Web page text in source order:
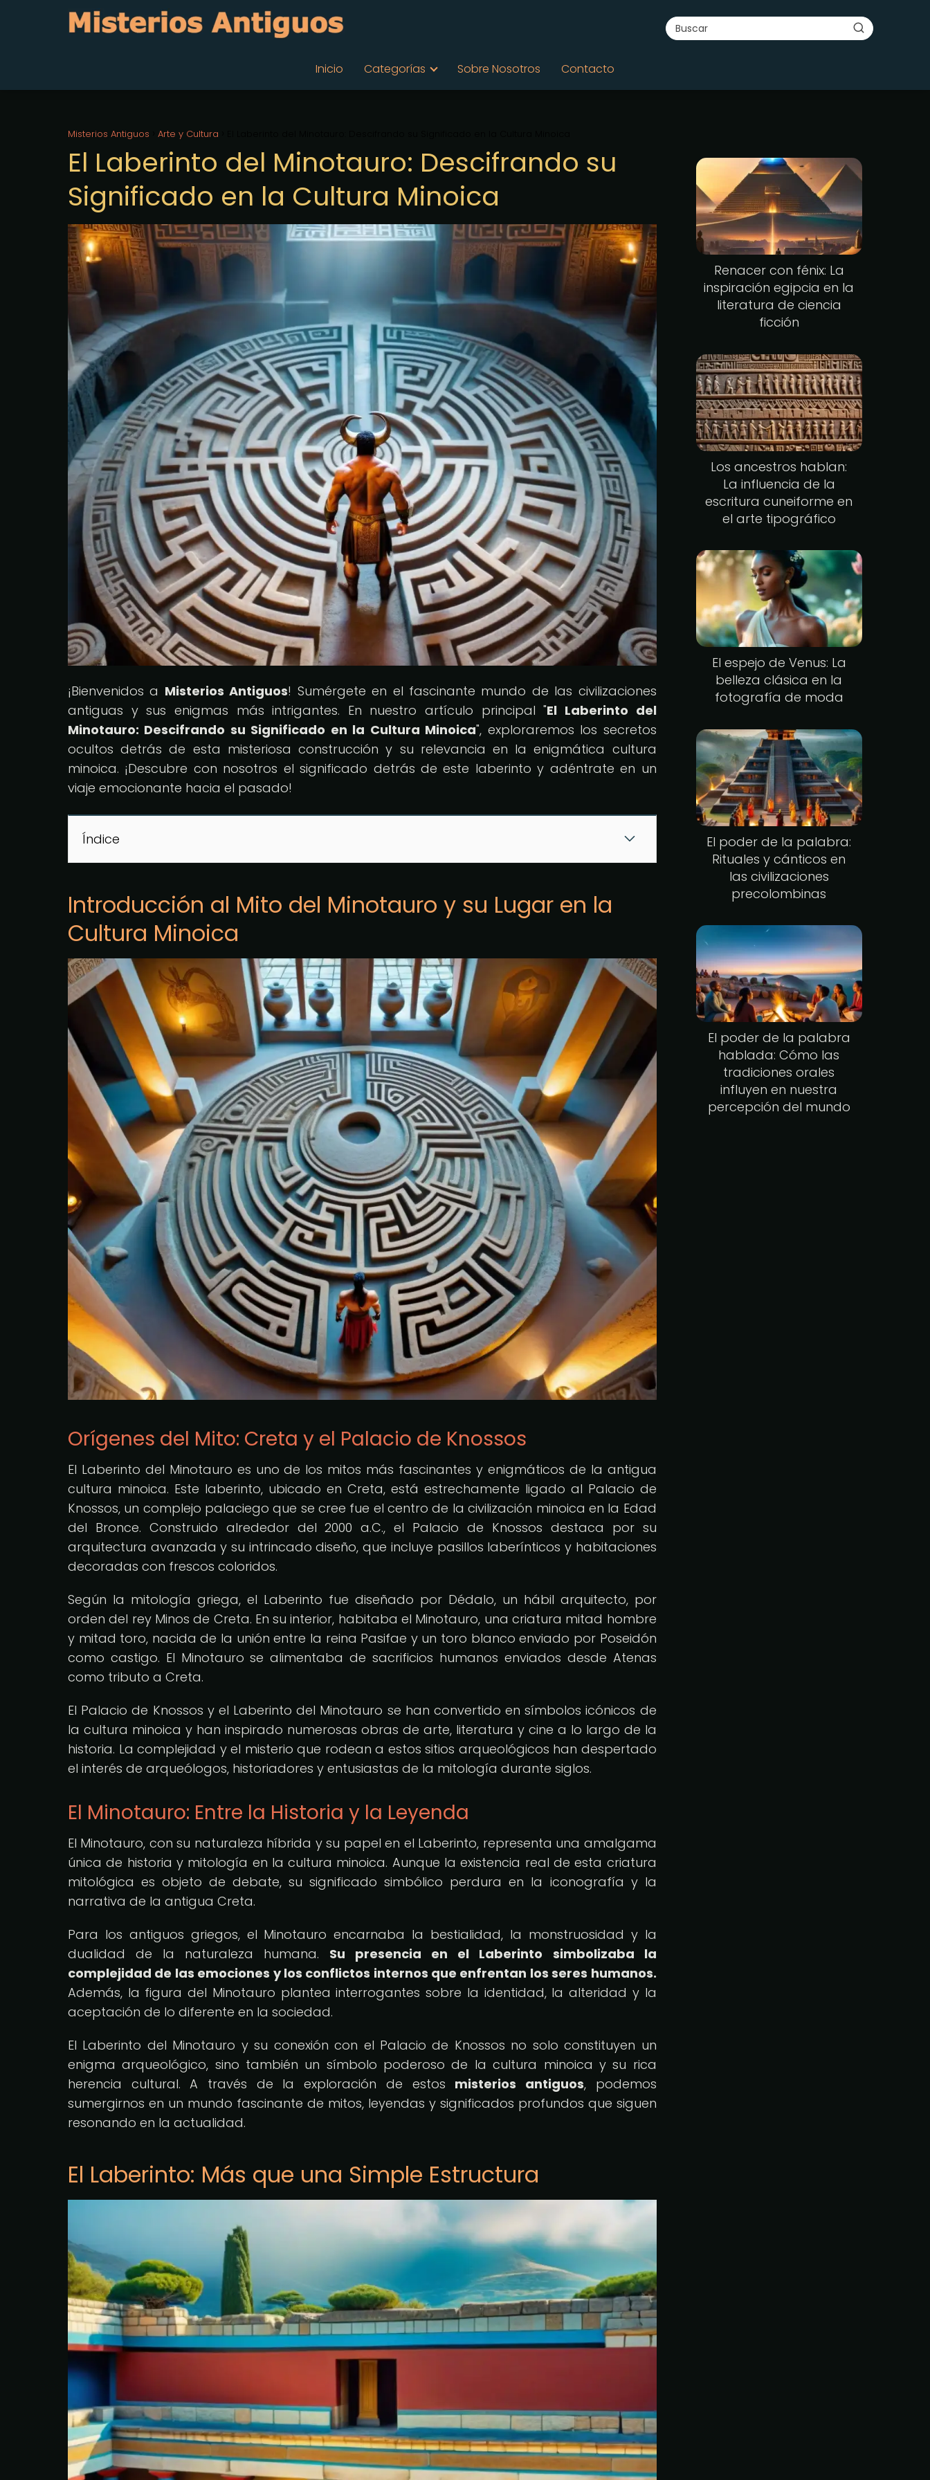
Inicio Categorías Sobre Nosotros Contacto
Misterios Antiguos Arte y Cultura
El Laberinto del Minotauro: Descifrando su
Significado en la Cultura Minoica
¡Bienvenidos a Misterios Antiguos! Sumérgete en el fascinante mundo de las civilizaciones
antiguas y sus enigmas más intrigantes. En nuestro artículo principal "El Laberinto del
Minotauro: Descifrando su Significado en la Cultura Minoica", exploraremos los secretos
ocultos detrás de esta misteriosa construcción y su relevancia en la enigmática cultura
minoica. ¡Descubre con nosotros el significado detrás de este laberinto y adéntrate en un
viaje emocionante hacia el pasado!
Índice
Introducción al Mito del Minotauro y su Lugar en la
Cultura Minoica
Orígenes del Mito: Creta y el Palacio de Knossos
El Laberinto del Minotauro es uno de los mitos más fascinantes y enigmáticos de la antigua
cultura minoica. Este laberinto, ubicado en Creta, está estrechamente ligado al Palacio de
Knossos, un complejo palaciego que se cree fue el centro de la civilización minoica en la Edad
del Bronce. Construido alrededor del 2000 a.C., el Palacio de Knossos destaca por su
arquitectura avanzada y su intrincado diseño, que incluye pasillos laberínticos y habitaciones
decoradas con frescos coloridos.
Según la mitología griega, el Laberinto fue diseñado por Dédalo, un hábil arquitecto, por
orden del rey Minos de Creta. En su interior, habitaba el Minotauro, una criatura mitad hombre
y mitad toro, nacida de la unión entre la reina Pasifae y un toro blanco enviado por Poseidón
como castigo. El Minotauro se alimentaba de sacrificios humanos enviados desde Atenas
como tributo a Creta.
El Palacio de Knossos y el Laberinto del Minotauro se han convertido en símbolos icónicos de
la cultura minoica y han inspirado numerosas obras de arte, literatura y cine a lo largo de la
historia. La complejidad y el misterio que rodean a estos sitios arqueológicos han despertado
el interés de arqueólogos, historiadores y entusiastas de la mitología durante siglos.
El Minotauro: Entre la Historia y la Leyenda
El Minotauro, con su naturaleza híbrida y su papel en el Laberinto, representa una amalgama
única de historia y mitología en la cultura minoica. Aunque la existencia real de esta criatura
mitológica es objeto de debate, su significado simbólico perdura en la iconografía y la
narrativa de la antigua Creta.
Para los antiguos griegos, el Minotauro encarnaba la bestialidad, la monstruosidad y la
dualidad de la naturaleza humana. Su presencia en el Laberinto simbolizaba la
complejidad de las emociones y los conflictos internos que enfrentan los seres humanos.
Además, la figura del Minotauro plantea interrogantes sobre la identidad, la alteridad y la
aceptación de lo diferente en la sociedad.
El Laberinto del Minotauro y su conexión con el Palacio de Knossos no solo constituyen un
enigma arqueológico, sino también un símbolo poderoso de la cultura minoica y su rica
herencia cultural. A través de la exploración de estos misterios antiguos, podemos
sumergirnos en un mundo fascinante de mitos, leyendas y significados profundos que siguen
resonando en la actualidad.
El Laberinto: Más que una Simple Estructura
Renacer con fénix: La
inspiración egipcia en la
literatura de ciencia
ficción
Los ancestros hablan:
La influencia de la
escritura cuneiforme en
el arte tipográfico
El espejo de Venus: La
belleza clásica en la
fotografía de moda
El poder de la palabra:
Rituales y cánticos en
las civilizaciones
precolombinas
El poder de la palabra
hablada: Cómo las
tradiciones orales
influyen en nuestra
percepción del mundo